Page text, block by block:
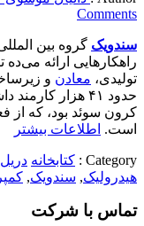
Comments
سندویک گروه بین
راهکارهایی ارائه می‌ده
تولیدی، معادن و
حدود ۴۱ هزار کارمند
کرون سوئد
است. اطلاعات بیشتر
Category : کتابخانه
هیدرولیک, سندویک,
تماس با شرکت